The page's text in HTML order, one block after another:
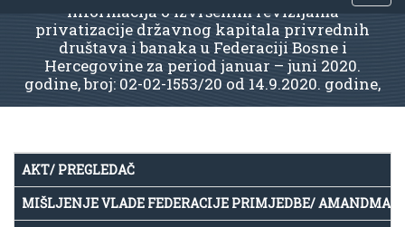
Informacija o izvršenim revizijama
privatizacije državnog kapitala privrednih
društava i banaka u Federaciji Bosne i
Hercegovine za period januar – juni 2020.
godine, broj: 02-02-1553/20 od 14.9.2020. godine,
AKT/ PREGLEDAČ
MIŠLJENJE VLADE FEDERACIJE PRIMJEDBE/